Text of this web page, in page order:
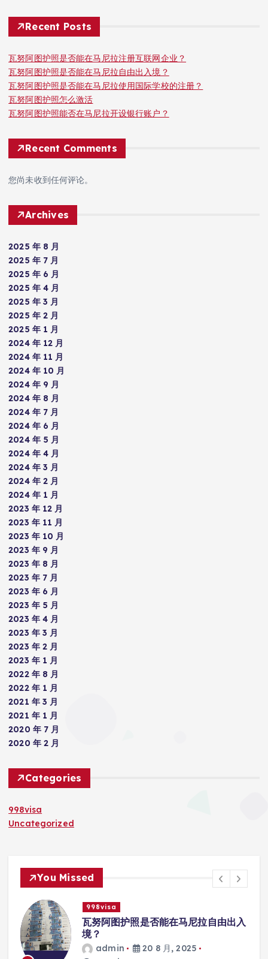
Recent Posts
瓦努阿图护照是否能在马尼拉注册互联网企业？
瓦努阿图护照是否能在马尼拉自由出入境？
瓦努阿图护照是否能在马尼拉使用国际学校的注册？
瓦努阿图护照怎么激活
瓦努阿图护照能否在马尼拉开设银行账户？
Recent Comments
您尚未收到任何评论。
Archives
2025 年 8 月
2025 年 7 月
2025 年 6 月
2025 年 4 月
2025 年 3 月
2025 年 2 月
2025 年 1 月
2024 年 12 月
2024 年 11 月
2024 年 10 月
2024 年 9 月
2024 年 8 月
2024 年 7 月
2024 年 6 月
2024 年 5 月
2024 年 4 月
2024 年 3 月
2024 年 2 月
2024 年 1 月
2023 年 12 月
2023 年 11 月
2023 年 10 月
2023 年 9 月
2023 年 8 月
2023 年 7 月
2023 年 6 月
2023 年 5 月
2023 年 4 月
2023 年 3 月
2023 年 2 月
2023 年 1 月
2022 年 8 月
2022 年 1 月
2021 年 3 月
2021 年 1 月
2020 年 7 月
2020 年 2 月
Categories
998visa
Uncategorized
You Missed
998visa
瓦努阿图护照是否能在马尼拉使用国际
学校的注册？
admin
20 8 月, 2025